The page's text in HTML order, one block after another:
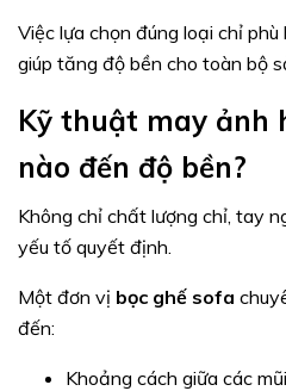
Việc lựa chọn đúng loại chỉ
giúp tăng độ bền cho toàn bộ
Kỹ thuật may ảnh
nào đến độ bền?
Không chỉ chất lượng chỉ, tay
yếu tố quyết định.
Một đơn vị bọc ghế sofa
đến:
Khoảng cách giữa các